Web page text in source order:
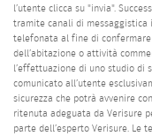
l’utente clicca su "invia".
tramite canali di messaggistica
telefonata al fine di
dell’abitazione o attività
l’effettuazione di uno studio di
comunicato all’utente
sicurezza che potrà avvenire
ritenuta adeguata da Verisure
parte dell’esperto Verisure. Le